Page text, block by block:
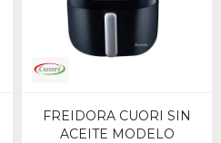
FREIDORA CUORI SIN
ACEITE MODELO